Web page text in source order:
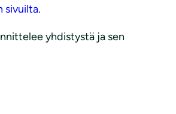
sivuilta.
yhdistystä ja sen